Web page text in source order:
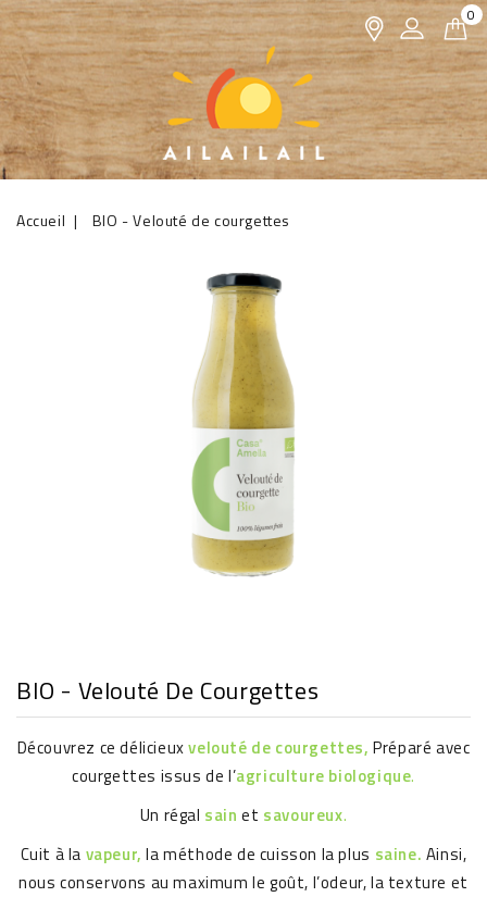
0
Accueil BIO - Velouté de courgettes
BIO - Velouté De Courgettes
Découvrez ce délicieuxvelouté de courgettes, Préparé avec
courgettes issus de l’agriculture biologique.
Un régal sain et savoureux.
Cuit à la vapeur, la méthode de cuisson la plus saine. Ainsi,
nous conservons au maximum le goût, l’odeur, la texture et